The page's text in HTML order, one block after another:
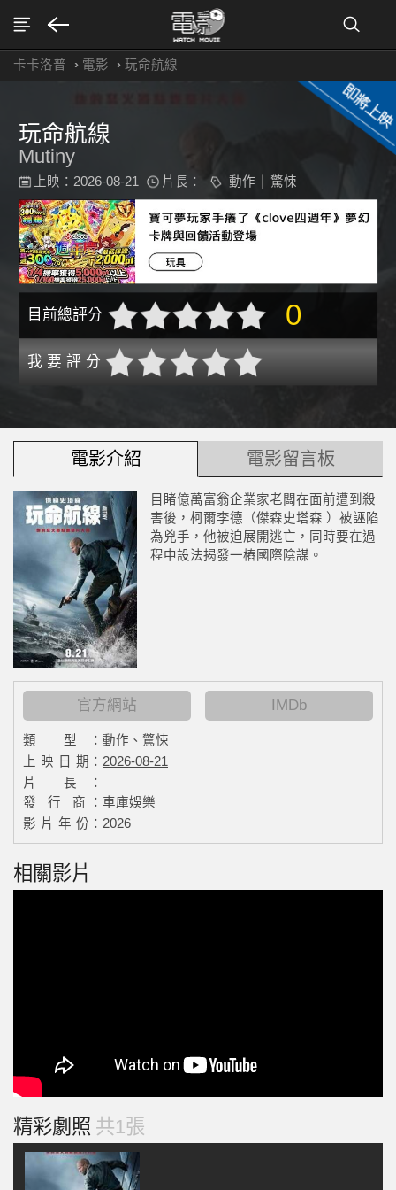
卡卡洛普 › 電影 › 玩命航線
玩命航線
Mutiny
上映：2026-08-21 片長： 動作 驚悚
目前總評分 0
我 要 評 分
電影介紹 電影留言板
目睹億萬富翁企業家老闆在面前遭到殺
害後，柯爾李德（傑森史塔森 ）被誣陷
為兇手，他被迫展開逃亡，同時要在過
程中設法揭發一樁國際陰謀。
官方網站 IMDb
類 型： 動作 、 驚悚
上 映 日 期： 2026-08-21
片 長：
發 行 商： 車庫娛樂
影 片 年 份： 2026
相關影片
精彩劇照 共1張